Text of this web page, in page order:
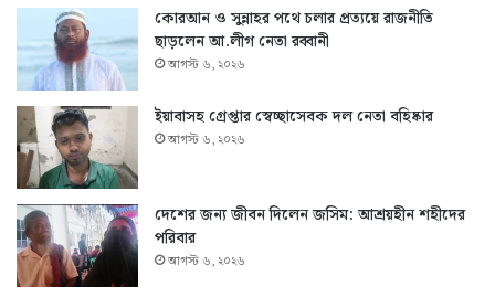
কোরআন ও সুন্নাহর পথে চলার প্রত্যয়ে রাজনীতি
ছাড়লেন আ.লীগ নেতা রব্বানী
আগস্ট ৬, ২০২৬
ইয়াবাসহ গ্রেপ্তার স্বেচ্ছাসেবক দল নেতা বহিষ্কার
আগস্ট ৬, ২০২৬
দেশের জন্য জীবন দিলেন জসিম: আশ্রয়হীন শহীদের
পরিবার
আগস্ট ৬, ২০২৬